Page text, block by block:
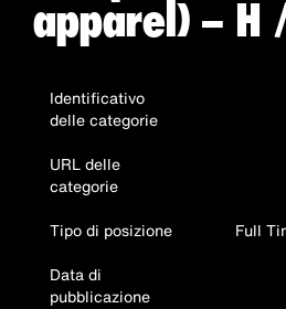
apparel) – H
Identificativo
delle categorie
URL delle
categorie
Tipo di posizione
Full
Data di
pubblicazione